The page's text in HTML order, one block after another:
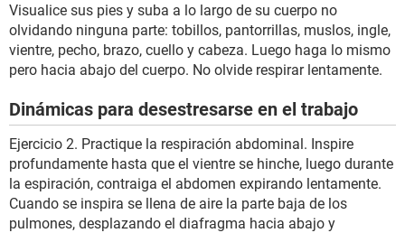
Visualice sus pies y suba a lo largo de su cuerpo no
olvidando ninguna parte: tobillos, pantorrillas, muslos, ingle,
vientre, pecho, brazo, cuello y cabeza. Luego haga lo mismo
pero hacia abajo del cuerpo. No olvide respirar lentamente.
Dinámicas para desestresarse en el trabajo
Ejercicio 2. Practique la respiración abdominal. Inspire
profundamente hasta que el vientre se hinche, luego durante
la espiración, contraiga el abdomen expirando lentamente.
Cuando se inspira se llena de aire la parte baja de los
pulmones, desplazando el diafragma hacia abajo y